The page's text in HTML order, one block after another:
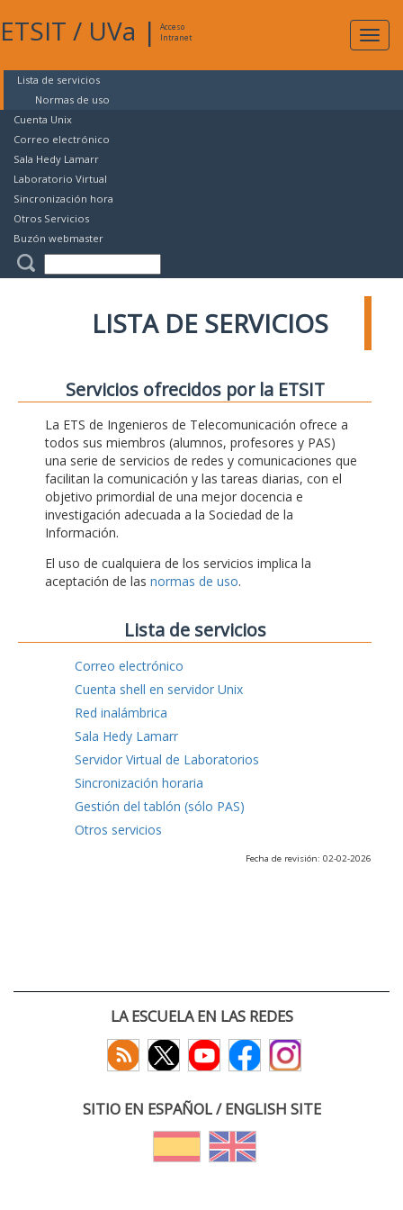
ETSIT / UVa |
Acceso
Intranet
Lista de servicios
Normas de uso
Cuenta Unix
Correo electrónico
Sala Hedy Lamarr
Laboratorio Virtual
Sincronización hora
Otros Servicios
Buzón webmaster
LISTA DE SERVICIOS
Servicios ofrecidos por la ETSIT
La ETS de Ingenieros de Telecomunicación ofrece a
todos sus miembros (alumnos, profesores y PAS)
una serie de servicios de redes y comunicaciones que
facilitan la comunicación y las tareas diarias, con el
objetivo primordial de una mejor docencia e
investigación adecuada a la Sociedad de la
Información.
El uso de cualquiera de los servicios implica la
aceptación de las normas de uso.
Lista de servicios
Correo electrónico
Cuenta shell en servidor Unix
Red inalámbrica
Sala Hedy Lamarr
Servidor Virtual de Laboratorios
Sincronización horaria
Gestión del tablón (sólo PAS)
Otros servicios
Fecha de revisión: 02-02-2026
LA ESCUELA EN LAS REDES
SITIO EN ESPAÑOL / ENGLISH SITE